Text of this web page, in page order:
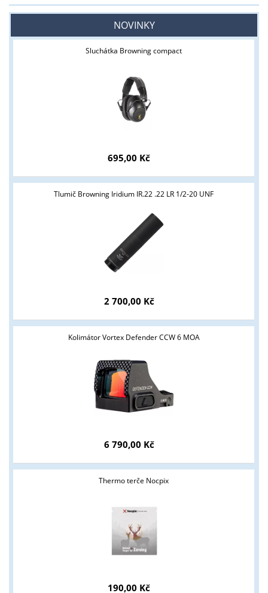
NOVINKY
Sluchátka Browning compact
695,00 Kč
Tlumič Browning Iridium IR.22 .22 LR 1/2-20 UNF
2 700,00 Kč
Kolimátor Vortex Defender CCW 6 MOA
6 790,00 Kč
Thermo terče Nocpix
190,00 Kč
Tyto stránky jsou určeny pouze odborné veřejnosti od 18 let a